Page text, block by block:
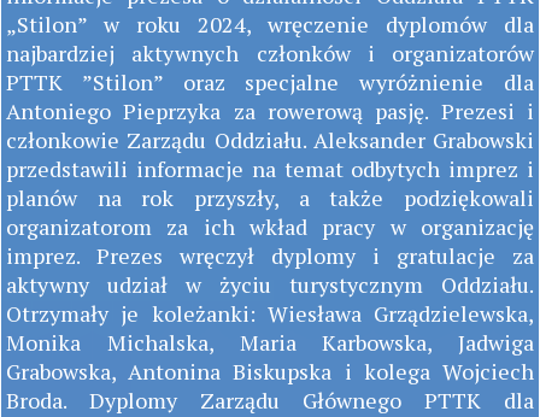
„Stilon” w roku 2024, wręczenie dyplomów dla
najbardziej aktywnych członków i organizatorów
PTTK ”Stilon” oraz specjalne wyróżnienie dla
Antoniego Pieprzyka za rowerową pasję. Prezesi i
członkowie Zarządu Oddziału. Aleksander Grabowski
przedstawili informacje na temat odbytych imprez i
planów na rok przyszły, a także podziękowali
organizatorom za ich wkład pracy w organizację
imprez. Prezes wręczył dyplomy i gratulacje za
aktywny udział w życiu turystycznym Oddziału.
Otrzymały je koleżanki: Wiesława Grządzielewska,
Monika Michalska, Maria Karbowska, Jadwiga
Grabowska, Antonina Biskupska i kolega Wojciech
Broda. Dyplomy Zarządu Głównego PTTK dla